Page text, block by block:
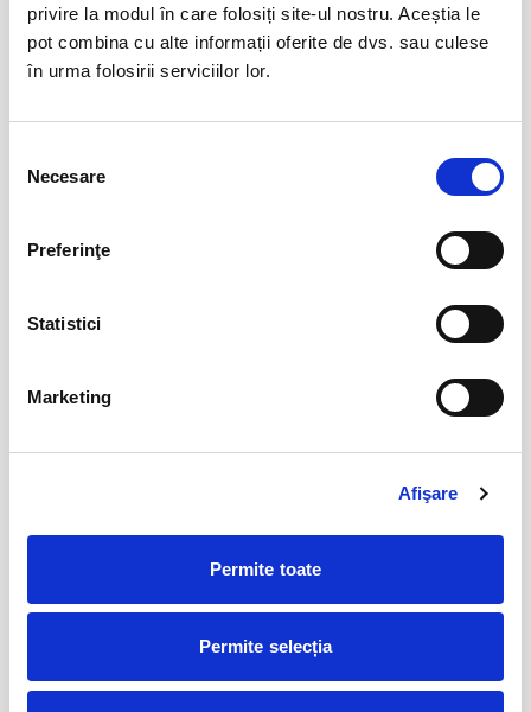
privire la modul în care folosiți site-ul nostru. Aceștia le
pot combina cu alte informații oferite de dvs. sau culese
în urma folosirii serviciilor lor.
consimțământului
Necesare
Preferinţe
Statistici
Marketing
Afişare
Permite toate
Permite selecția
Abonamente Farul Constanta
Ovidiu
03
iul
04